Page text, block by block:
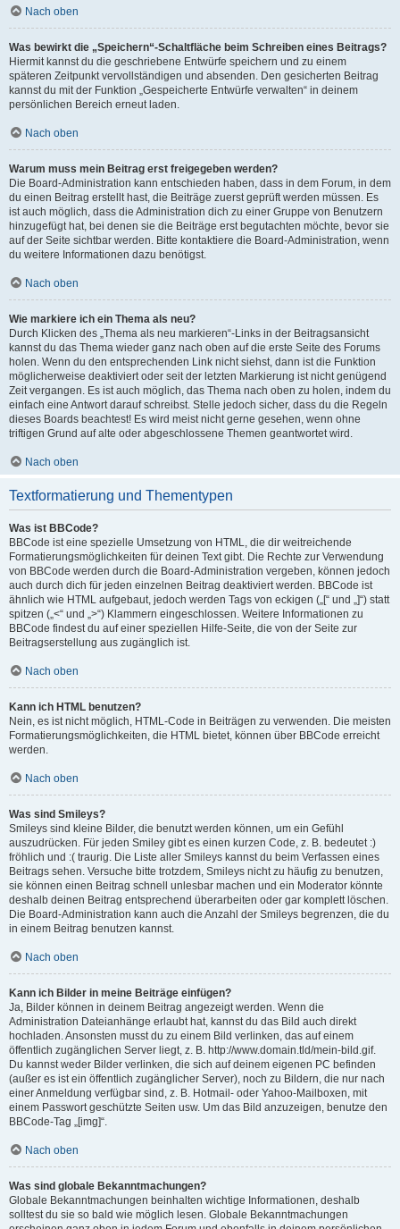
Nach oben
Was bewirkt die „Speichern“-Schaltfläche beim Schreiben eines Beitrags?
Hiermit kannst du die geschriebene Entwürfe speichern und zu einem
späteren Zeitpunkt vervollständigen und absenden. Den gesicherten Beitrag
kannst du mit der Funktion „Gespeicherte Entwürfe verwalten“ in deinem
persönlichen Bereich erneut laden.
Nach oben
Warum muss mein Beitrag erst freigegeben werden?
Die Board-Administration kann entschieden haben, dass in dem Forum, in dem
du einen Beitrag erstellt hast, die Beiträge zuerst geprüft werden müssen. Es
ist auch möglich, dass die Administration dich zu einer Gruppe von Benutzern
hinzugefügt hat, bei denen sie die Beiträge erst begutachten möchte, bevor sie
auf der Seite sichtbar werden. Bitte kontaktiere die Board-Administration, wenn
du weitere Informationen dazu benötigst.
Nach oben
Wie markiere ich ein Thema als neu?
Durch Klicken des „Thema als neu markieren“-Links in der Beitragsansicht
kannst du das Thema wieder ganz nach oben auf die erste Seite des Forums
holen. Wenn du den entsprechenden Link nicht siehst, dann ist die Funktion
möglicherweise deaktiviert oder seit der letzten Markierung ist nicht genügend
Zeit vergangen. Es ist auch möglich, das Thema nach oben zu holen, indem du
einfach eine Antwort darauf schreibst. Stelle jedoch sicher, dass du die Regeln
dieses Boards beachtest! Es wird meist nicht gerne gesehen, wenn ohne
triftigen Grund auf alte oder abgeschlossene Themen geantwortet wird.
Nach oben
Textformatierung und Thementypen
Was ist BBCode?
BBCode ist eine spezielle Umsetzung von HTML, die dir weitreichende
Formatierungsmöglichkeiten für deinen Text gibt. Die Rechte zur Verwendung
von BBCode werden durch die Board-Administration vergeben, können jedoch
auch durch dich für jeden einzelnen Beitrag deaktiviert werden. BBCode ist
ähnlich wie HTML aufgebaut, jedoch werden Tags von eckigen („[“ und „]“) statt
spitzen („<“ und „>“) Klammern eingeschlossen. Weitere Informationen zu
BBCode findest du auf einer speziellen Hilfe-Seite, die von der Seite zur
Beitragserstellung aus zugänglich ist.
Nach oben
Kann ich HTML benutzen?
Nein, es ist nicht möglich, HTML-Code in Beiträgen zu verwenden. Die meisten
Formatierungsmöglichkeiten, die HTML bietet, können über BBCode erreicht
werden.
Nach oben
Was sind Smileys?
Smileys sind kleine Bilder, die benutzt werden können, um ein Gefühl
auszudrücken. Für jeden Smiley gibt es einen kurzen Code, z. B. bedeutet :)
fröhlich und :( traurig. Die Liste aller Smileys kannst du beim Verfassen eines
Beitrags sehen. Versuche bitte trotzdem, Smileys nicht zu häufig zu benutzen,
sie können einen Beitrag schnell unlesbar machen und ein Moderator könnte
deshalb deinen Beitrag entsprechend überarbeiten oder gar komplett löschen.
Die Board-Administration kann auch die Anzahl der Smileys begrenzen, die du
in einem Beitrag benutzen kannst.
Nach oben
Kann ich Bilder in meine Beiträge einfügen?
Ja, Bilder können in deinem Beitrag angezeigt werden. Wenn die
Administration Dateianhänge erlaubt hat, kannst du das Bild auch direkt
hochladen. Ansonsten musst du zu einem Bild verlinken, das auf einem
öffentlich zugänglichen Server liegt, z. B. http://www.domain.tld/mein-bild.gif.
Du kannst weder Bilder verlinken, die sich auf deinem eigenen PC befinden
(außer es ist ein öffentlich zugänglicher Server), noch zu Bildern, die nur nach
einer Anmeldung verfügbar sind, z. B. Hotmail- oder Yahoo-Mailboxen, mit
einem Passwort geschützte Seiten usw. Um das Bild anzuzeigen, benutze den
BBCode-Tag „[img]“.
Nach oben
Was sind globale Bekanntmachungen?
Globale Bekanntmachungen beinhalten wichtige Informationen, deshalb
solltest du sie so bald wie möglich lesen. Globale Bekanntmachungen